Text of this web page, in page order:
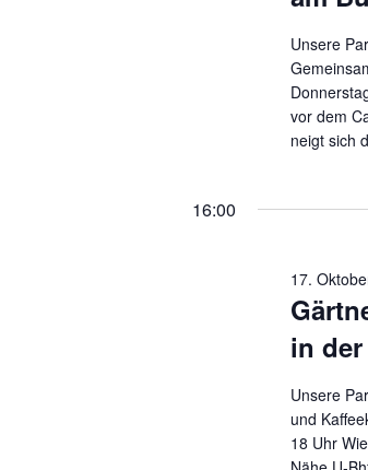
Unsere
vor dem
neigt sich
16:00
in
17.
Unsere
und
18 Uhr